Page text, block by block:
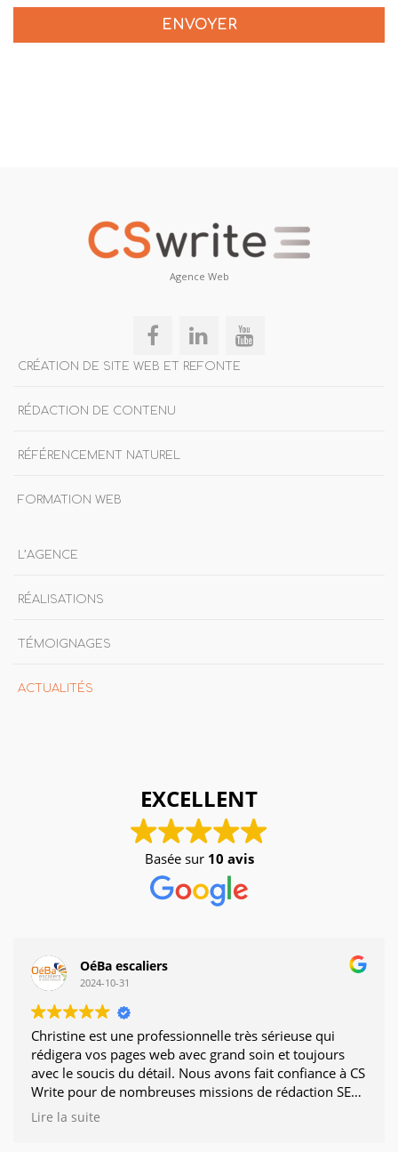
Agence Web
CRÉATION DE SITE WEB ET REFONTE
RÉDACTION DE CONTENU
RÉFÉRENCEMENT NATUREL
FORMATION WEB
L’AGENCE
RÉALISATIONS
TÉMOIGNAGES
ACTUALITÉS
EXCELLENT
Basée sur 10 avis
OéBa escaliers
2024-10-31
Christine est une professionnelle très sérieuse qui
rédigera vos pages web avec grand soin et toujours
avec le soucis du détail. Nous avons fait confiance à CS
Write pour de nombreuses missions de rédaction SEO
dont nous sommes très contents.
Lire la suite